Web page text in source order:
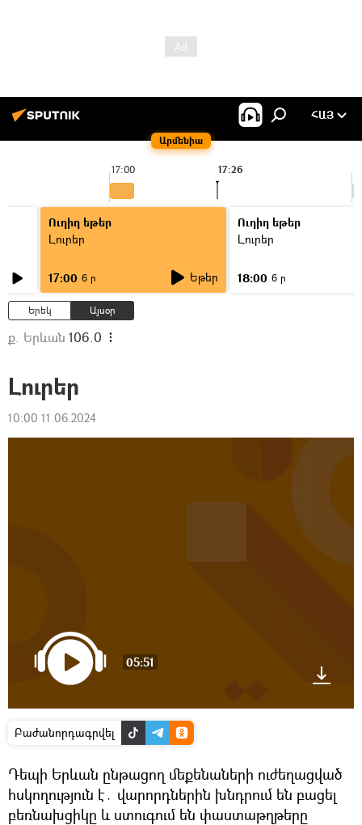
Արմենիա
ՀԱՅ
17:00 17:26
Ուղիղ եթեր
Լուրեր
17:00 6 ր Եթեր
Ուղիղ եթեր
Լուրեր
18:00 6 ր
Երեկ Այսօր
ք. Երևան 106.0
Լուրեր
10:00 11.06.2024
05:51
Բաժանորդագրվել
Դեպի Երևան ընթացող մեքենաների ուժեղացված
հսկողություն է․ վարորդներին խնդրում են բացել
բեռնախցիկը և ստուգում են փաստաթղթերը